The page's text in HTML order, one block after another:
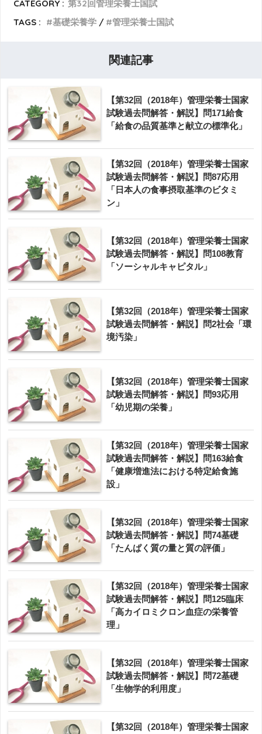
CATEGORY : 第32回管理栄養士国試
TAGS :
基礎栄養学 管理栄養士国試
関連記事
【第32回（2018年）管理栄養士国家
試験過去問解答・解説】問171給食
「給食の品質基準と献立の標準化」
【第32回（2018年）管理栄養士国家
試験過去問解答・解説】問87応用
「日本人の食事摂取基準のビタミ
ン」
【第32回（2018年）管理栄養士国家
試験過去問解答・解説】問108教育
「ソーシャルキャピタル」
【第32回（2018年）管理栄養士国家
試験過去問解答・解説】問2社会「環
境汚染」
【第32回（2018年）管理栄養士国家
試験過去問解答・解説】問93応用
「幼児期の栄養」
【第32回（2018年）管理栄養士国家
試験過去問解答・解説】問163給食
「健康増進法における特定給食施
設」
【第32回（2018年）管理栄養士国家
試験過去問解答・解説】問74基礎
「たんぱく質の量と質の評価」
【第32回（2018年）管理栄養士国家
試験過去問解答・解説】問125臨床
「高カイロミクロン血症の栄養管
理」
【第32回（2018年）管理栄養士国家
試験過去問解答・解説】問72基礎
「生物学的利用度」
【第32回（2018年）管理栄養士国家